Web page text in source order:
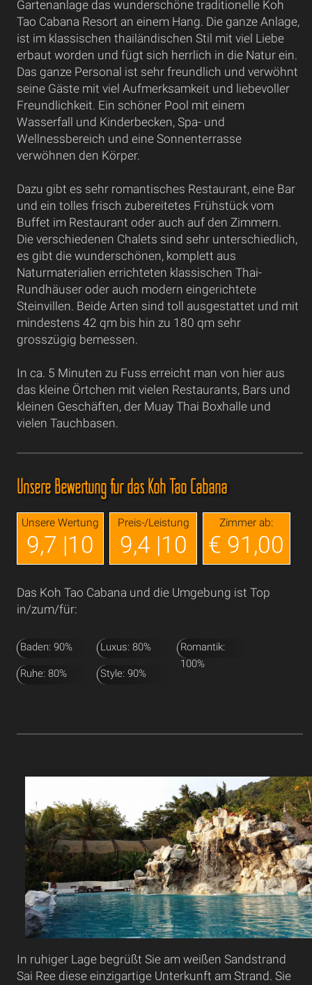
Gartenanlage das wunderschöne traditionelle Koh
Tao Cabana Resort an einem Hang. Die ganze Anlage,
ist im klassischen thailändischen Stil mit viel Liebe
erbaut worden und fügt sich herrlich in die Natur ein.
Das ganze Personal ist sehr freundlich und verwöhnt
seine Gäste mit viel Aufmerksamkeit und liebevoller
Freundlichkeit. Ein schöner Pool mit einem
Wasserfall und Kinderbecken, Spa- und
Wellnessbereich und eine Sonnenterrasse
verwöhnen den Körper.
Dazu gibt es sehr romantisches Restaurant, eine Bar
und ein tolles frisch zubereitetes Frühstück vom
Buffet im Restaurant oder auch auf den Zimmern.
Die verschiedenen Chalets sind sehr unterschiedlich,
es gibt die wunderschönen, komplett aus
Naturmaterialien errichteten klassischen Thai-
Rundhäuser oder auch modern eingerichtete
Steinvillen. Beide Arten sind toll ausgestattet und mit
mindestens 42 qm bis hin zu 180 qm sehr
grosszügig bemessen.
In ca. 5 Minuten zu Fuss erreicht man von hier aus
das kleine Örtchen mit vielen Restaurants, Bars und
kleinen Geschäften, der Muay Thai Boxhalle und
vielen Tauchbasen.
Unsere Bewertung für das Koh Tao Cabana
Unsere Wertung
9,7 |10
Preis-/Leistung
9,4 |10
Zimmer ab:
€ 91,00
Das Koh Tao Cabana und die Umgebung ist Top
in/zum/für:
Baden: 90% Luxus: 80%
Romantik:
100%
Ruhe: 80% Style: 90%
In ruhiger Lage begrüßt Sie am weißen Sandstrand
Sai Ree diese einzigartige Unterkunft am Strand. Sie